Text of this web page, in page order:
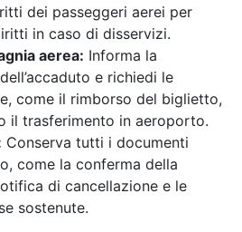
dei passeggeri aerei per
in caso di disservizi.
aerea: Informa la
e richiedi le
come il rimborso del biglietto,
il trasferimento in aeroporto.
Conserva tutti i documenti
come la conferma della
di cancellazione e le
sostenute.